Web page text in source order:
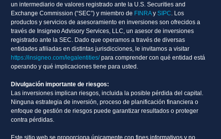
un intermediario de valores registrado ante la U.S. Securities and
Exchange Commission (“SEC”) y miembro de FINRAySIPC . Los
productos y servicios de asesoramiento en inversiones son ofrecidos a
través de Insigneo Advisory Services, LLC, un asesor de inversiones
registrado ante la SEC. Dado que operamos a través de diversas
entidades afiliadas en distintas jurisdicciones, le invitamos a visitar
https://insigneo.com/legalentities/para comprender con qué entidad está
operando y qué implicaciones tiene para usted.
Divulgación importante de riesgos:
Las inversiones implican riesgos, incluida la posible pérdida del capital.
Ninguna estrategia de inversión, proceso de planificación financiera o
enfoque de gestión de riesgos puede garantizar resultados o proteger
contra pérdidas.
Este sitio web se proporciona únicamente con fines informativos y no